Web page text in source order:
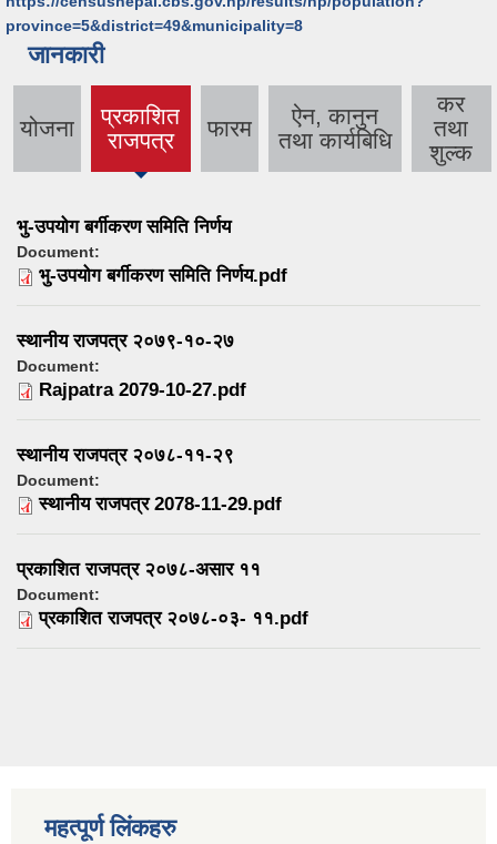
province=5&district=49&municipality=8
जानकारी
योजना
प्रकाशित
राजपत्र
(active
फारम
ऐन, कानुन
तथा कार्यबिधि
कर
तथा
शुल्क
भु-उपयोग बर्गीकरण समिति निर्णय
Document:
भु-उपयोग बर्गीकरण समिति निर्णय.pdf
स्थानीय राजपत्र २०७९-१०-२७
Document:
Rajpatra 2079-10-27.pdf
स्थानीय राजपत्र २०७८-११-२९
Document:
स्थानीय राजपत्र 2078-11-29.pdf
प्रकाशित राजपत्र २०७८-असार ११
Document:
प्रकाशित राजपत्र २०७८-०३- ११.pdf
महत्पूर्ण लिंकहरु